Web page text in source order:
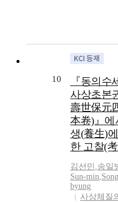
10
『동의수
사상초본
壽世保元
本卷)』에
생(養生)
한 고찰(
김선민 ,송일
Sun-min,
byung
사상체질